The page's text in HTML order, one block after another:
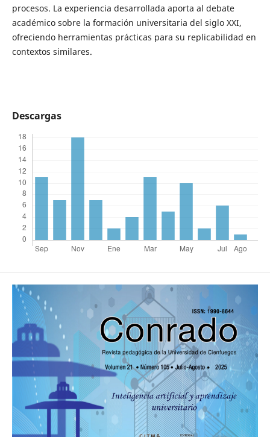
procesos. La experiencia desarrollada aporta al debate
académico sobre la formación universitaria del siglo XXI,
ofreciendo herramientas prácticas para su replicabilidad en
contextos similares.
Descargas